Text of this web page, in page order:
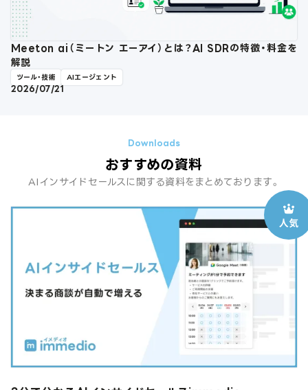
Meeton ai（ミートン エーアイ）とは？AI SDRの特徴・料金を
解説
ツール・技術 AIエージェント
2026/07/21
おすすめの資料
AIインサイドセールスに関する資料をまとめております。